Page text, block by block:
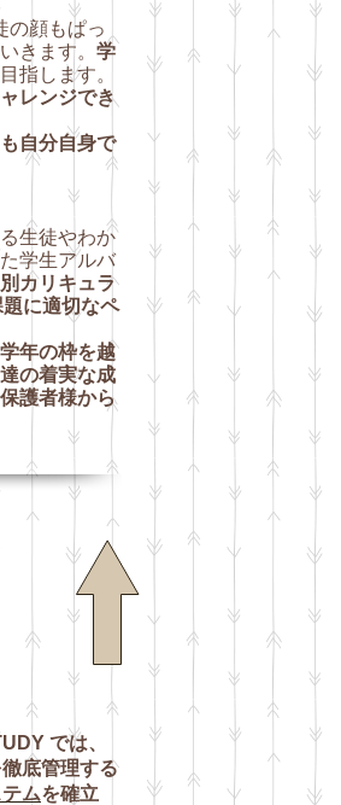
の顔もぱっ
きます。 学
指します。
レンジでき
自分自身で
生徒やわか
学生アルバ
別カリキュラ
に適切なペ
学年の枠を越
の着実な成
護者様から
では、
底管理する
ムを確立